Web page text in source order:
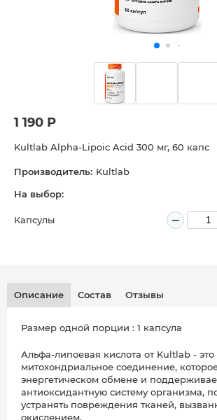
1 190 Р
Kultlab Alpha-Lipoic Acid 300 мг, 60 капс
Производитель: Kultlab
На выбор:
Капсулы
Описание Состав Отзывы
Размер одной порции : 1 капсула
Альфа-липоевая кислота от Kultlab - это
митохондриальное соединение, которое
энергетическом обмене и
антиоксидантную систему организма,
устранять повреждения тканей,
окислением.